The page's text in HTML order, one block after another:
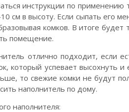
инструкции по применению
см в высоту. Если сыпать его
комков. В итоге
помещение.
отлично подходит, если
который успевает высохнуть
то свежие комки не будут
наполнитель по дому.
наполнителя: